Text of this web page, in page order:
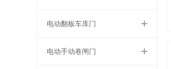
电动翻板车库门
电动手动卷闸门